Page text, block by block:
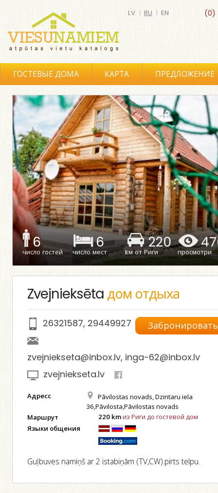
(0)
LV | RU | EN
ГОСТЕВЫЕ ДОМА КАРТА ПРЕДЛОЖЕНИЕ
6
число гостей
6
число мест
220
kм от Риги просмотри
Zvejnieksēta дом отдыха
Забронировать
26321587, 29449927
zvejniekseta@inbox.lv, inga-62@inbox.lv
zvejniekseta.lv
Адресс
Pāvilostas novads, Dzintaru iela
36,Pāvilosta,Pāvilostas novads
Маршрут 220 kmиз Риги до гостевой дом
Языки общения
Guļbuves namiņš ar 2 istabiņām (TV,CW).pirts telpu.